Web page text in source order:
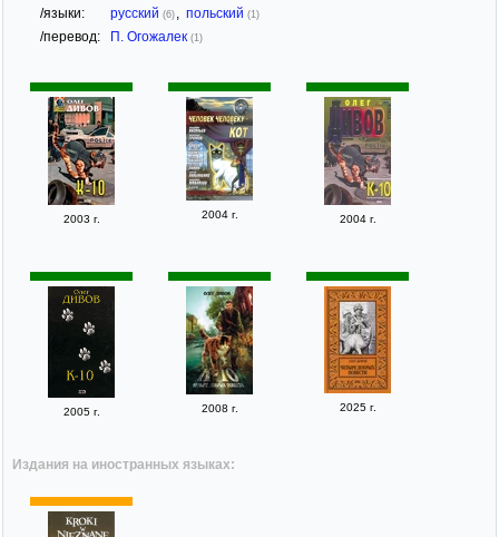
/языки: русский (6) , польский (1)
/перевод: П. Огожалек (1)
2003 г. 2004 г. 2004 г.
2005 г. 2008 г. 2025 г.
Издания на иностранных языках: